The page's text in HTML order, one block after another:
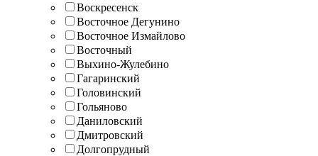
Воскресенск
Восточное Дегунино
Восточное Измайлово
Восточный
Выхино-Жулебино
Гагаринский
Головинский
Гольяново
Даниловский
Дмитровский
Долгопрудный